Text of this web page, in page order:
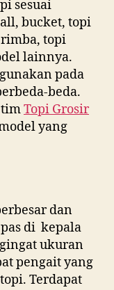
sesuai
bucket, topi
topi
lainnya.
pada
beda.
Topi Grosir
yang
dan
di kepala
ukuran
pengait yang
Terdapat